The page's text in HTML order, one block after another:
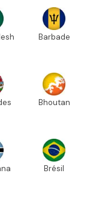
Barbade
Bhoutan
Brésil